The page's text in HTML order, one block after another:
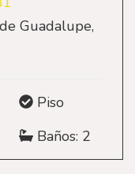
Guadalupe,
Piso
Baños: 2